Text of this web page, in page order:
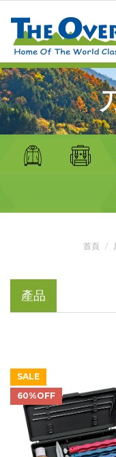
首頁
產品
SALE
60%OFF